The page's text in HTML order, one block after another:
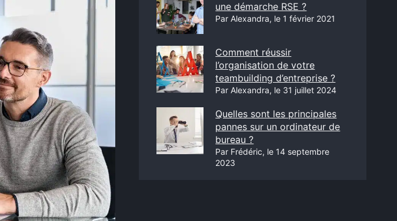
une démarche RSE ?
Par Alexandra, le 1 février 2021
Comment réussir
l’organisation de votre
teambuilding d’entreprise ?
Par Alexandra, le 31 juillet 2024
Quelles sont les principales
pannes sur un ordinateur de
bureau ?
Par Frédéric, le 14 septembre
2023